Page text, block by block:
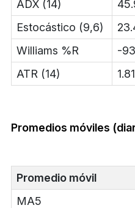
ADX (14)
Estocástico (9,6)
Williams %R
-
ATR (14)
Promedios móviles
Promedio móvil
MA5